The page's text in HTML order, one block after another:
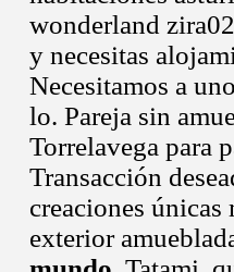
wonderland
y necesitas
Necesitamos a
lo. Pareja sin
Torrelavega para
Transacción
creaciones
exterior